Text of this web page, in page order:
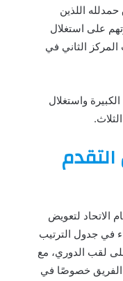
حمدلله اللذين
على استغلال
الثاني في
واستغلال
الاتحاد لتعويض
في جدول الترتيب
لقب الدوري، مع
الفريق خصوصًا في